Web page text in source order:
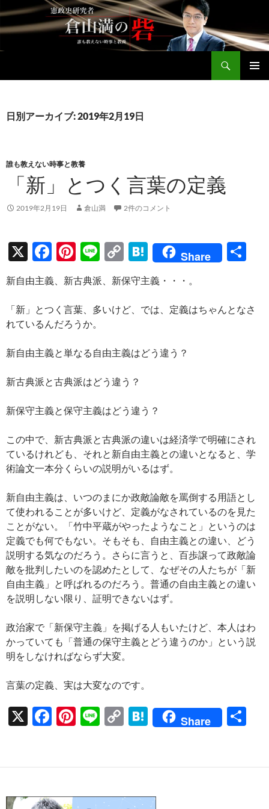
テ
ン
へ
ッ
日別アーカイブ: 2019年2月19日
誰も教えない時事と教養
「新」とつく言葉の定義
2019年2月19日 倉山満 2件のコメント
X
F
ac
e
b
o
o
Pi
nt
er
es
t
Li
n
e
C
o
p
y
n
H
at
e
n
Share
新自由主義、新古典派、新保守主義・・・。
「新」とつく言葉、多いけど、では、定義はちゃんとなさ
れているんだろうか。
新自由主義と単なる自由主義はどう違う？
新古典派と古典派はどう違う？
新保守主義と保守主義はどう違う？
この中で、新古典派と古典派の違いは経済学で明確にされ
ているけれども、それと新自由主義との違いとなると、学
術論文一本分くらいの説明がいるはず。
新自由主義は、いつのまにか政敵論敵を罵倒する用語とし
て使われることが多いけど、定義がなされているのを見た
ことがない。「竹中平蔵がやったようなこと」というのは
定義でも何でもない。そもそも、自由主義との違い、どう
説明する気なのだろう。さらに言うと、百歩譲って政敵論
敵を批判したいのを認めたとして、なぜその人たちが「新
自由主義」と呼ばれるのだろう。普通の自由主義との違い
を説明しない限り、証明できないはず。
政治家で「新保守主義」を掲げる人もいたけど、本人はわ
かっていても「普通の保守主義とどう違うのか」という説
明をしなければならず大変。
言葉の定義、実は大変なのです。
X
F
b
o
Pi
es
t
Li
C
y
Li
H
n
a
Share